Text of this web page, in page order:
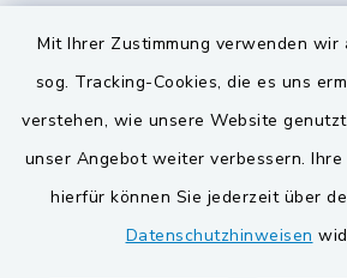
Mit Ihrer Zustimmung verwenden wir
sog. Tracking-Cookies, die es uns
verstehen, wie unsere Website
unser Angebot weiter verbessern.
hierfür können Sie jederzeit über
Datenschutzhinweisen
BayernPortal
Gemeinden der
Gemeinde Schwarzach bei
Markt Schwarzenfeld